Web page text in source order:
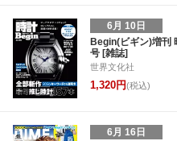
6月 10日
Begin(ビギン)増刊
号 [雑誌]
世界文化社
1,320円(税込)
6月 16日